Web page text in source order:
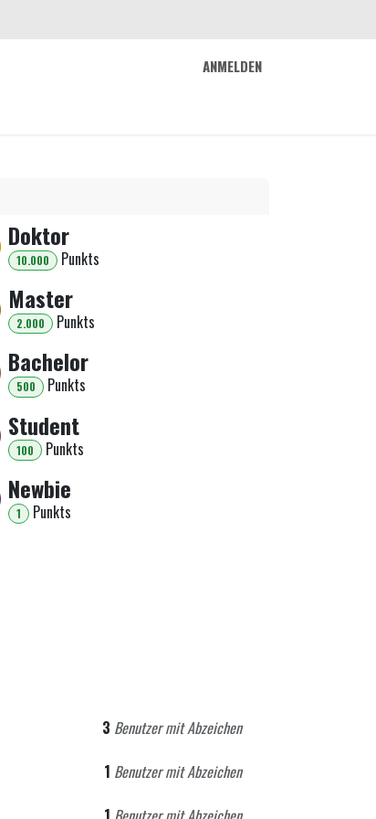
ANMELDEN
Doktor
10.000 Punkts
Master
2.000 Punkts
Bachelor
500 Punkts
Student
100 Punkts
Newbie
1 Punkts
3 Benutzer mit Abzeichen
1 Benutzer mit Abzeichen